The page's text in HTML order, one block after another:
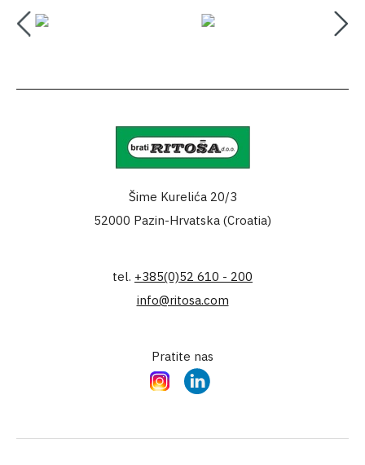
Šime Kurelića 20/3
52000 Pazin-Hrvatska (Croatia)
tel. +385(0)52 610 - 200
info@ritosa.com
Pratite nas
InstagramLinkedIn